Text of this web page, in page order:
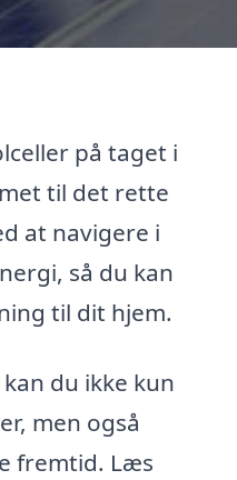
på taget i
til det rette
at navigere i
så du kan
til dit hjem.
du ikke kun
men også
fremtid. Læs